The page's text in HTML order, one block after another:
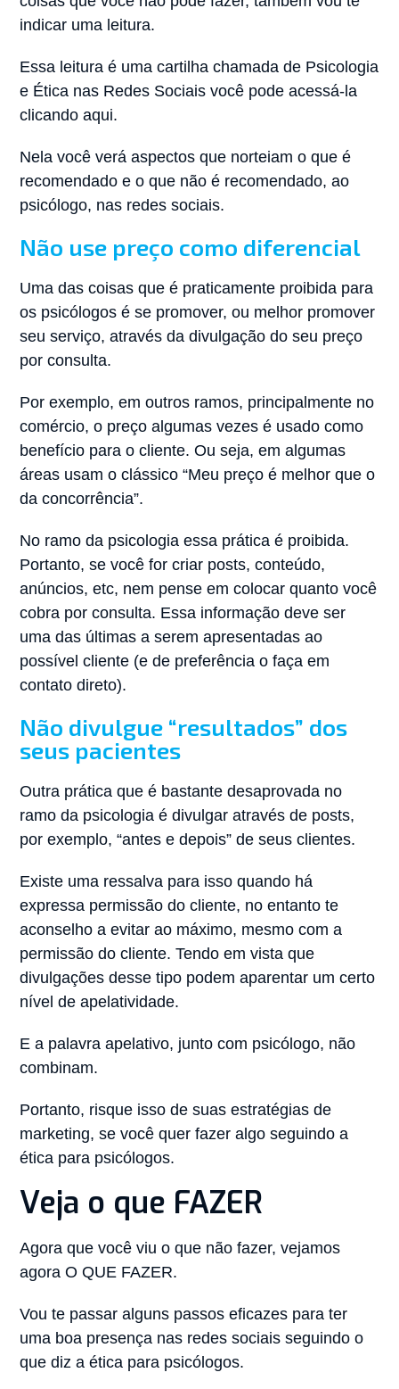
indicar uma leitura.
Essa leitura é uma cartilha chamada de Psicologia
e Ética nas Redes Sociais você pode acessá-la
clicando aqui.
Nela você verá aspectos que norteiam o que é
recomendado e o que não é recomendado, ao
psicólogo, nas redes sociais.
Não use preço como diferencial
Uma das coisas que é praticamente proibida para
os psicólogos é se promover, ou melhor promover
seu serviço, através da divulgação do seu preço
por consulta.
Por exemplo, em outros ramos, principalmente no
comércio, o preço algumas vezes é usado como
benefício para o cliente. Ou seja, em algumas
áreas usam o clássico “Meu preço é melhor que o
da concorrência”.
No ramo da psicologia essa prática é proibida.
Portanto, se você for criar posts, conteúdo,
anúncios, etc, nem pense em colocar quanto você
cobra por consulta. Essa informação deve ser
uma das últimas a serem apresentadas ao
possível cliente (e de preferência o faça em
contato direto).
Não divulgue “resultados” dos
seus pacientes
Outra prática que é bastante desaprovada no
ramo da psicologia é divulgar através de posts,
por exemplo, “antes e depois” de seus clientes.
Existe uma ressalva para isso quando há
expressa permissão do cliente, no entanto te
aconselho a evitar ao máximo, mesmo com a
permissão do cliente. Tendo em vista que
divulgações desse tipo podem aparentar um certo
nível de apelatividade.
E a palavra apelativo, junto com psicólogo, não
combinam.
Portanto, risque isso de suas estratégias de
marketing, se você quer fazer algo seguindo a
ética para psicólogos.
Veja o que FAZER
Agora que você viu o que não fazer, vejamos
agora O QUE FAZER.
Vou te passar alguns passos eficazes para ter
uma boa presença nas redes sociais seguindo o
que diz a ética para psicólogos.